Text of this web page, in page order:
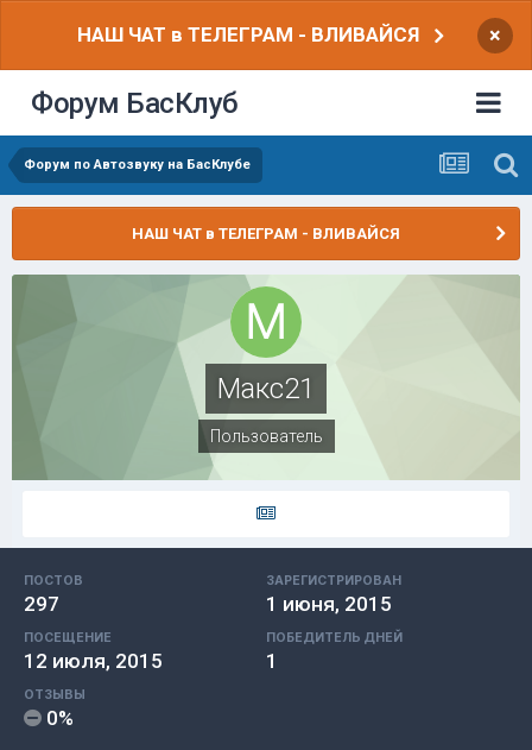
НАШ ЧАТ в ТЕЛЕГРАМ - ВЛИВАЙСЯ ×
Форум БасКлуб
Форум по Автозвуку на БасКлубе
НАШ ЧАТ в ТЕЛЕГРАМ - ВЛИВАЙСЯ
Макс21
Пользователь
ПОСТОВ
297
ЗАРЕГИСТРИРОВАН
1 июня, 2015
ПОСЕЩЕНИЕ
12 июля, 2015
ПОБЕДИТЕЛЬ ДНЕЙ
1
ОТЗЫВЫ
0%